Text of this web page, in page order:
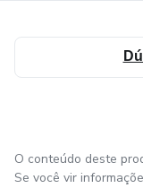
O conteúdo deste
Se você vir